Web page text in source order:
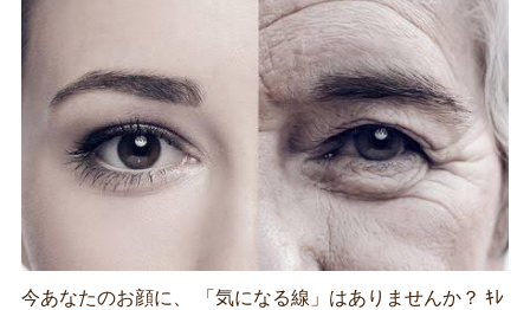
今あなたのお顔に、 「気になる線」はありませんか？ ｷﾚ